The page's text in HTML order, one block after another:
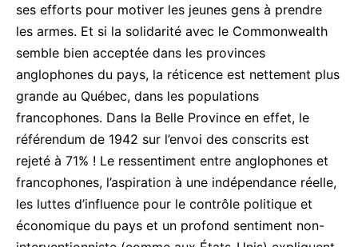
ses efforts pour motiver les jeunes gens à prendre
les armes. Et si la solidarité avec le Commonwealth
semble bien acceptée dans les provinces
anglophones du pays, la réticence est nettement plus
grande au Québec, dans les populations
francophones. Dans la Belle Province en effet, le
référendum de 1942 sur l’envoi des conscrits est
rejeté à 71% ! Le ressentiment entre anglophones et
francophones, l’aspiration à une indépendance réelle,
les luttes d’influence pour le contrôle politique et
économique du pays et un profond sentiment non-